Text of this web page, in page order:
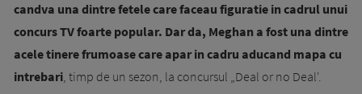
candva una dintre fetele care faceau figuratie in cadrul unui
concurs TV foarte popular. Dar da, Meghan a fost una dintre
acele tinere frumoase care apar in cadru aducand mapa cu
intrebari, timp de un sezon, la concursul „Deal or no Deal'.